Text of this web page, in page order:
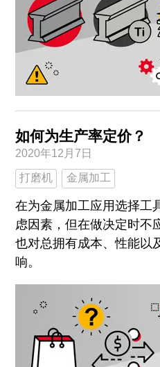
如何为生产率定价？
2020年12月7日
打磨机 金属加工
在为金属加工应用选择工
虑因素，但在做决定时不
也对总拥有成本、性能以
响。